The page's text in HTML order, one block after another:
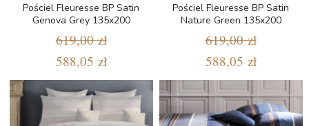
Pościel Fleuresse BP Satin
Genova Grey 135x200
619,00 zł
588,05 zł
Pościel Fleuresse BP Satin
Nature Green 135x200
619,00 zł
588,05 zł